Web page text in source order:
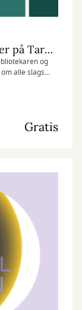
Bogsnak - del dine læseoplevelser på Tarup Bibliotek
og
alle slags
Gratis